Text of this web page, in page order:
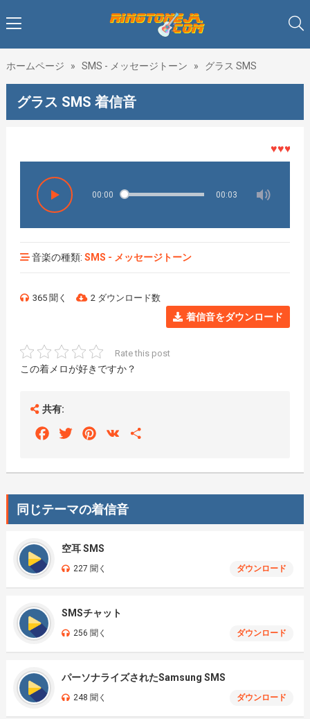
ホームページ » SMS - メッセージトーン » グラス SMS
グラス SMS 着信音
♥♥♥着メ
00:00 00:03
音楽の種類: SMS - メッセージトーン
365 聞く 2 ダウンロード数
着信音をダウンロード
Rate this post
この着メロが好きですか？
共有:
FacebookTwitterPinterest
VK
同じテーマの着信音
空耳 SMS
227 聞く ダウンロード
SMSチャット
256 聞く ダウンロード
パーソナライズされたSamsung SMS
248 聞く ダウンロード